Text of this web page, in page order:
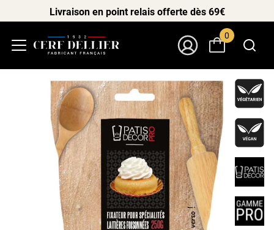
Livraison en point relais offerte dès 69€
0